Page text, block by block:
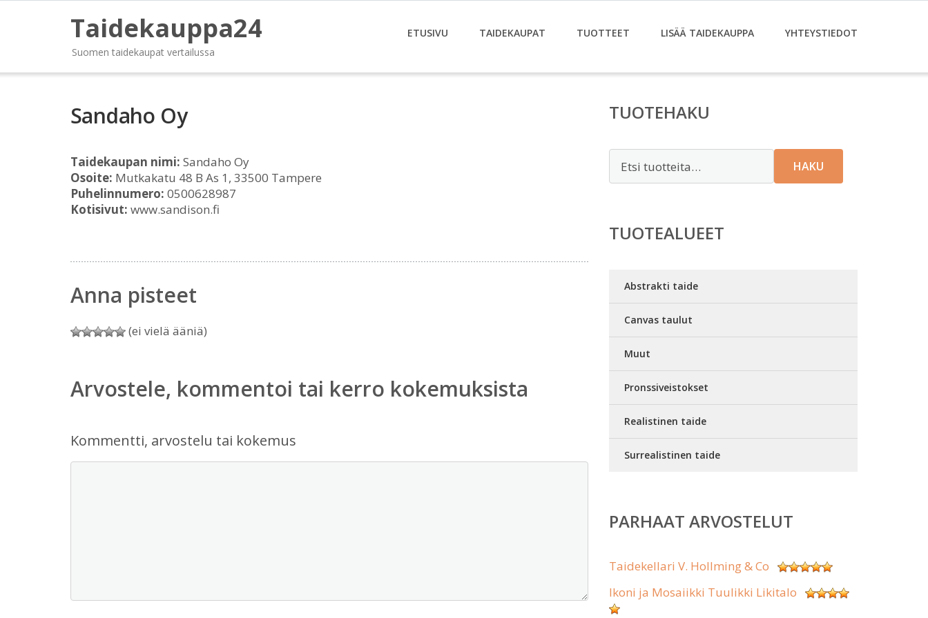
Taidekauppa24
Suomen taidekaupat vertailussa
ETUSIVU TAIDEKAUPAT TUOTTEET LISÄÄ TAIDEKAUPPA YHTEYSTIEDOT
Sandaho Oy
Taidekaupan nimi: Sandaho Oy
Osoite: Mutkakatu 48 B As 1, 33500 Tampere
Puhelinnumero: 0500628987
Kotisivut: www.sandison.fi
Anna pisteet
(ei vielä ääniä)
Arvostele, kommentoi tai kerro kokemuksista
Kommentti, arvostelu tai kokemus
TUOTEHAKU
HAKU
TUOTEALUEET
Abstrakti taide
Canvas taulut
Muut
Pronssiveistokset
Realistinen taide
Surrealistinen taide
PARHAAT ARVOSTELUT
Taidekellari V. Hollming & Co
Ikoni ja Mosaiikki Tuulikki Likitalo